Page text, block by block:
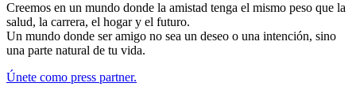
Creemos en un mundo donde la amistad tenga el mismo peso que la
salud, la carrera, el hogar y el futuro.
Un mundo donde ser amigo no sea un deseo o una intención, sino
una parte natural de tu vida.
Únete como press partner.